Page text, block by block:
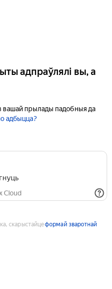
адпраўлялі вы, а
вашай прылады падобныя да
адбыцца?
Cloud
скарыстайцеформай зваротнай